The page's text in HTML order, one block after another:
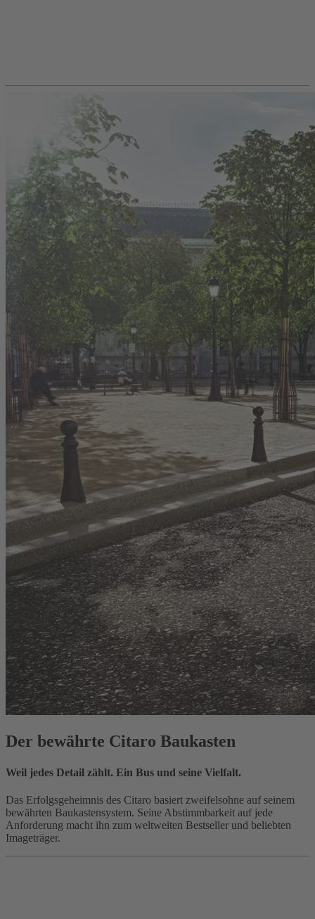
Der bewährte Citaro Baukasten
Weil jedes Detail zählt. Ein Bus und seine Vielfalt.
Das Erfolgsgeheimnis des Citaro basiert zweifelsohne auf seinem
bewährten Baukastensystem. Seine Abstimmbarkeit auf jede
Anforderung macht ihn zum weltweiten Bestseller und beliebten
Imageträger.